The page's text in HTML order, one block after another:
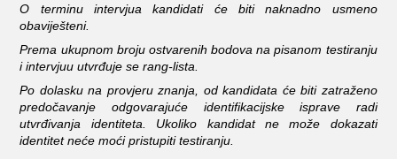
O terminu intervjua kandidati će biti naknadno usmeno
obaviješteni.
Prema ukupnom broju ostvarenih bodova na pisanom testiranju
i intervjuu utvrđuje se rang-lista.
Po dolasku na provjeru znanja, od kandidata će biti zatraženo
predočavanje odgovarajuće identifikacijske isprave radi
utvrđivanja identiteta. Ukoliko kandidat ne može dokazati
identitet neće moći pristupiti testiranju.